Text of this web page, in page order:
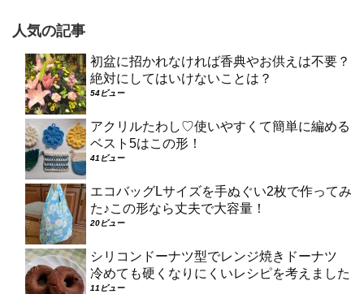
人気の記事
初盆に招かれなければ香典やお供えは不要？
絶対にしてはいけないことは？
54ビュー
アクリルたわし♡使いやすくて簡単に編める
ベスト5はこの形！
41ビュー
エコバッグLサイズを手ぬぐい2枚で作ってみ
た♪この形なら丈夫で大容量！
20ビュー
シリコンドーナツ型でレンジ焼きドーナツ
冷めても硬くなりにくいレシピを考えました
11ビュー